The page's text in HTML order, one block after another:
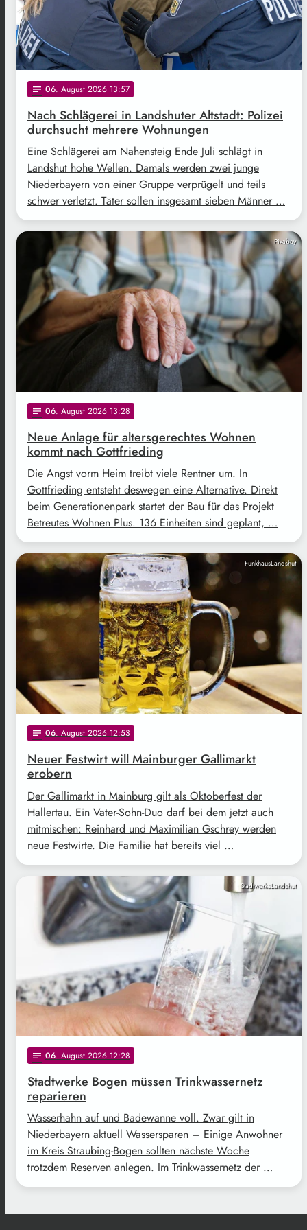
notes 06. August 2026 13:57
Nach Schlägerei in Landshuter Altstadt: Polizei
durchsucht mehrere Wohnungen
Eine Schlägerei am Nahensteig Ende Juli schlägt in
Landshut hohe Wellen. Damals werden zwei junge
Niederbayern von einer Gruppe verprügelt und teils
schwer verletzt. Täter sollen insgesamt sieben Männer …
Pixabay
notes 06. August 2026 13:28
Neue Anlage für altersgerechtes Wohnen
kommt nach Gottfrieding
Die Angst vorm Heim treibt viele Rentner um. In
Gottfrieding entsteht deswegen eine Alternative. Direkt
beim Generationenpark startet der Bau für das Projekt
Betreutes Wohnen Plus. 136 Einheiten sind geplant, …
FunkhausLandshut
notes 06. August 2026 12:53
Neuer Festwirt will Mainburger Gallimarkt
erobern
Der Gallimarkt in Mainburg gilt als Oktoberfest der
Hallertau. Ein Vater-Sohn-Duo darf bei dem jetzt auch
mitmischen: Reinhard und Maximilian Gschrey werden
neue Festwirte. Die Familie hat bereits viel …
StadtwerkeLandshut
notes 06. August 2026 12:28
Stadtwerke Bogen müssen Trinkwassernetz
reparieren
Wasserhahn auf und Badewanne voll. Zwar gilt in
Niederbayern aktuell Wassersparen – Einige Anwohner
im Kreis Straubing-Bogen sollten nächste Woche
trotzdem Reserven anlegen. Im Trinkwassernetz der …